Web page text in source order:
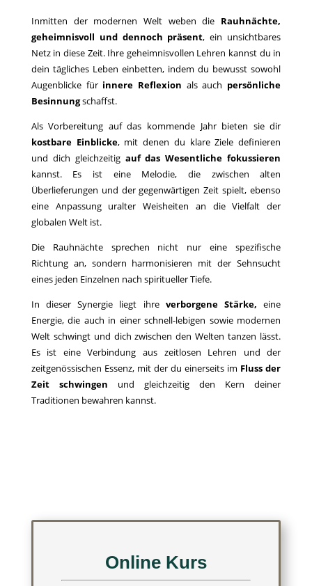
Inmitten der modernen Welt weben die Rauhnächte,
geheimnisvoll und dennoch präsent, ein unsichtbares
Netz in diese Zeit. Ihre geheimnisvollen Lehren kannst du in
dein tägliches Leben einbetten, indem du bewusst sowohl
Augenblicke für innere Reflexion als auch persönliche
Besinnungschaffst.
Als Vorbereitung auf das kommende Jahr bieten sie dir
kostbare Einblicke, mit denen du klare Ziele definieren
und dich gleichzeitig auf das Wesentliche fokussieren
kannst. Es ist eine Melodie, die zwischen alten
Überlieferungen und der gegenwärtigen Zeit spielt, ebenso
eine Anpassung uralter Weisheiten an die Vielfalt der
globalen Welt ist.
Die Rauhnächte sprechen nicht nur eine spezifische
Richtung an, sondern harmonisieren mit der Sehnsucht
eines jeden Einzelnen nach spiritueller Tiefe.
In dieser Synergie liegt ihre verborgene Stärke, eine
Energie, die auch in einer schnell-lebigen sowie modernen
Welt schwingt und dich zwischen den Welten tanzen lässt.
Es ist eine Verbindung aus zeitlosen Lehren und der
zeitgenössischen Essenz, mit der du einerseits im Fluss der
Zeit schwingen und gleichzeitig den Kern deiner
Traditionen bewahren kannst.
Online Kurs